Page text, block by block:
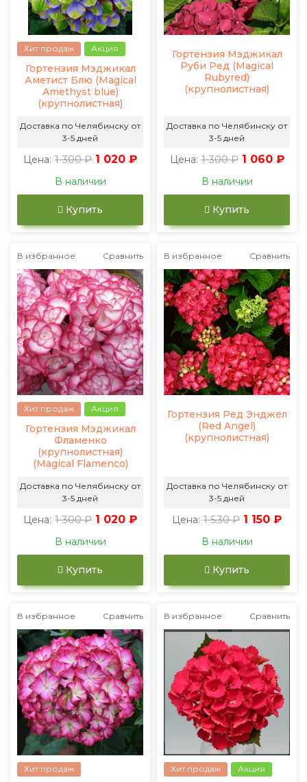
Хит продаж Акция
Гортензия Мэджикал
Аметист Блю (Magical
Amethyst blue)
(крупнолистная)
Доставка по Челябинску от
3-5 дней
Цена: 1 300 ₽ 1 020 ₽
В наличии
Купить
Гортензия Мэджикал
Руби Ред (Magical
Rubyred)
(крупнолистная)
Доставка по Челябинску от
3-5 дней
Цена: 1 300 ₽ 1 060 ₽
В наличии
Купить
В избранное Сравнить
Хит продаж Акция
Гортензия Мэджикал
Фламенко
(крупнолистная)
(Magical Flamenco)
Доставка по Челябинску от
3-5 дней
Цена: 1 300 ₽ 1 020 ₽
В наличии
Купить
В избранное Сравнить
Гортензия Ред Энджел
(Red Angel)
(крупнолистная)
Доставка по Челябинску от
3-5 дней
Цена: 1 530 ₽ 1 150 ₽
В наличии
Купить
В избранное Сравнить
Хит продаж
В избранное Сравнить
Хит продаж Акция